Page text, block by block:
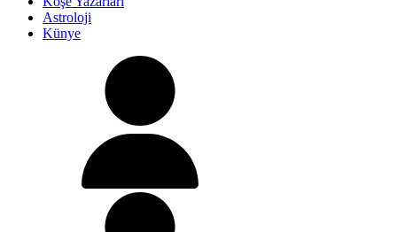
Astroloji
Künye